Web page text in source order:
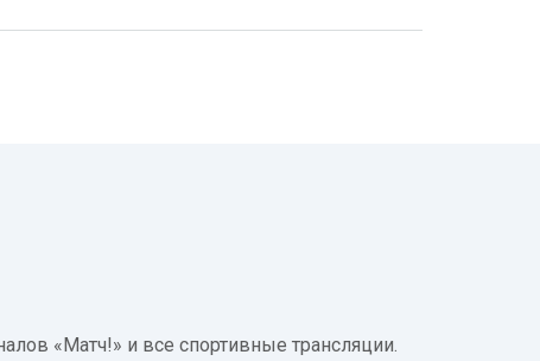
«Матч!» и все спортивные трансляции.